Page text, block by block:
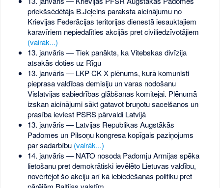
priekšsēdētājs B.Jeļcins paraksta aicinājumu no
Krievijas Federācijas teritorijas dienestā iesauktajiem
karavīriem nepiedalīties akcijās pret civiliedzīvotājiem
(vairāk...)
13. janvāris — Tiek panākts, ka Vitebskas divīzija
atsakās doties uz Rīgu
13. janvāris — LKP CK X plēnums, kurā komunisti
pieprasa valdības demisiju un varas nodošanu
Vislatvijas sabiedrības glābšanas komitejai. Plēnumā
izskan aicinājumi sākt gatavot bruņotu sacelšanos un
prasība ieviest PSRS pārvaldi Latvijā
13. janvāris — Latvijas Republikas Augstākās
Padomes un Pilsoņu kongresa kopīgais paziņojums
par sadarbību (vairāk...)
14. janvāris — NATO nosoda Padomju Armijas spēka
lietošanu pret demokrātiski ievēlēto Lietuvas valdību,
novērtējot šo akciju arī kā iebiedēšanas politiku pret